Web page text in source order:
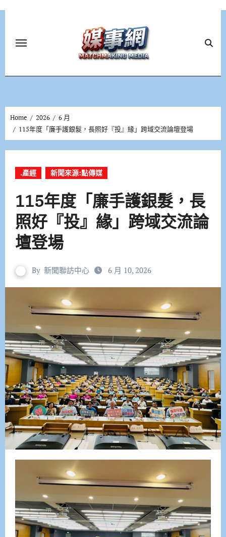
Home 2026
6 月
115年度「廉手護銀髮，長照好『投』緣」跨域交流論壇登場
.產經 新聞來源:點傳媒
115年度「廉手護銀髮，長
照好『投』緣」跨域交流論
壇登場
By 新聞聯訪中心 6 月 10, 2026